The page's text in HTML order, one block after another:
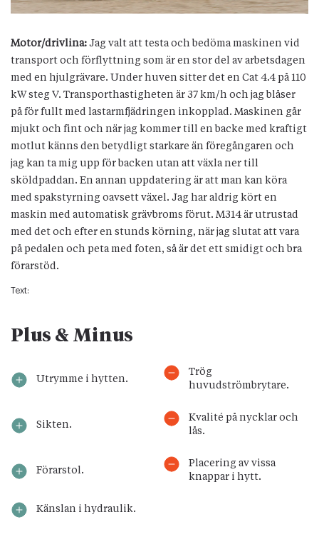
Motor/drivlina: Jag valt att testa och bedöma maskinen vid
transport och förflyttning som är en stor del av arbetsdagen
med en hjulgrävare. Under huven sitter det en Cat 4.4 på 110
kW steg V. Transporthastigheten är 37 km/h och jag blåser
på för fullt med lastarmfjädringen inkopplad. Maskinen går
mjukt och fint och när jag kommer till en backe med kraftigt
motlut känns den betydligt starkare än föregångaren och
jag kan ta mig upp för backen utan att växla ner till
sköldpaddan. En annan uppdatering är att man kan köra
med spakstyrning oavsett växel. Jag har aldrig kört en
maskin med automatisk grävbroms förut. M314 är utrustad
med det och efter en stunds körning, när jag slutat att vara
på pedalen och peta med foten, så är det ett smidigt och bra
förarstöd.
Text:
Plus & Minus
Utrymme i hytten.
Trög
huvudströmbrytare.
Sikten.
Kvalité på nycklar och
lås.
Förarstol.
Placering av vissa
knappar i hytt.
Känslan i hydraulik.